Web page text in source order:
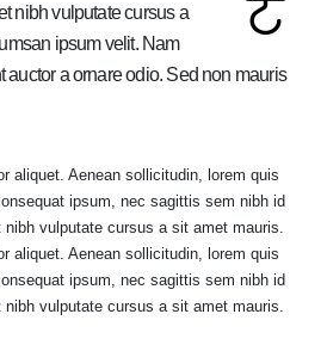
nibh vulputate cursus a
ipsum velit. Nam
auctor a ornare odio. Sed non mauris
aliquet. Aenean sollicitudin, lorem quis
ipsum, nec sagittis sem nibh id
vulputate cursus a sit amet mauris.
aliquet. Aenean sollicitudin, lorem quis
ipsum, nec sagittis sem nibh id
vulputate cursus a sit amet mauris.